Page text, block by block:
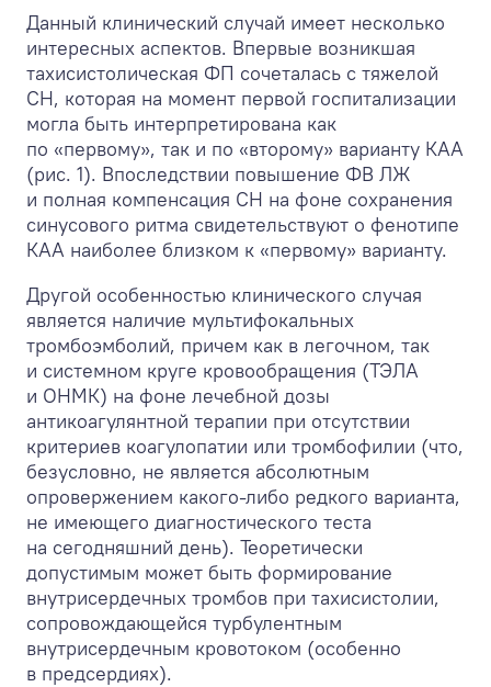
Данный клинический случай имеет несколько
интересных аспектов. Впервые возникшая
тахисистолическая ФП сочеталась с тяжелой
СН, которая на момент первой госпитализации
могла быть интерпретирована как
по «первому», так и по «второму» варианту КАА
(рис. 1). Впоследствии повышение ФВ ЛЖ
и полная компенсация СН на фоне сохранения
синусового ритма свидетельствуют о фенотипе
КАА наиболее близком к «первому» варианту.
Другой особенностью клинического случая
является наличие мультифокальных
тромбоэмболий, причем как в легочном, так
и системном круге кровообращения (ТЭЛА
и ОНМК) на фоне лечебной дозы
антикоагулянтной терапии при отсутствии
критериев коагулопатии или тромбофилии (что,
безусловно, не является абсолютным
опровержением какого-либо редкого варианта,
не имеющего диагностического теста
на сегодняшний день). Теоретически
допустимым может быть формирование
внутрисердечных тромбов при тахисистолии,
сопровождающейся турбулентным
внутрисердечным кровотоком (особенно
в предсердиях).